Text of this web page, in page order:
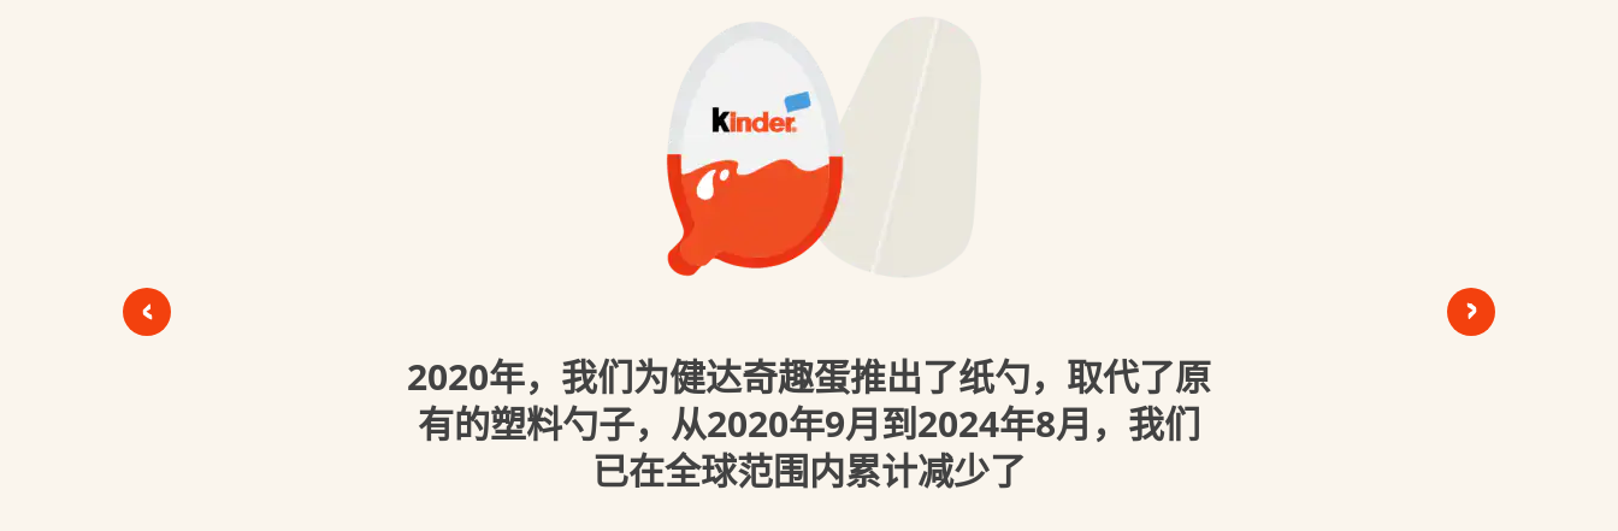
2020年，我们为健达奇趣蛋推出了纸勺，取代了原
有的塑料勺子，从2020年9月到2024年8月，我们
已在全球范围内累计减少了
< >